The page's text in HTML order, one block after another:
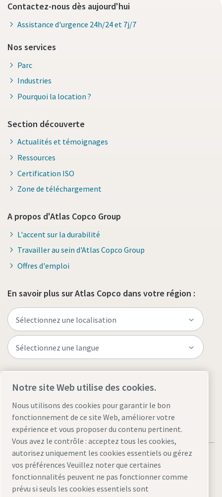
Contactez-nous dès aujourd'hui
Assistance d'urgence 24h/24 et 7j/7
Nos services
Parc
Industries
Pourquoi la location ?
Section découverte
Actualités et témoignages
Ressources
Certification ISO
Zone de téléchargement
A propos d'Atlas Copco Group
L'accent sur la durabilité
Travailler au sein d'Atlas Copco Group
Offres d'emploi
En savoir plus sur Atlas Copco dans votre région :
Mentions légales et déclaration de confidentialité
Notre site Web utilise des cookies.
Nous utilisons des cookies pour garantir le bon
fonctionnement de ce site Web, améliorer votre
expérience et vous proposer du contenu pertinent.
Vous avez le contrôle : acceptez tous les cookies,
autorisez uniquement les cookies essentiels ou gérez
vos préférences Veuillez noter que certaines
fonctionnalités peuvent ne pas fonctionner comme
prévu si seuls les cookies essentiels sont